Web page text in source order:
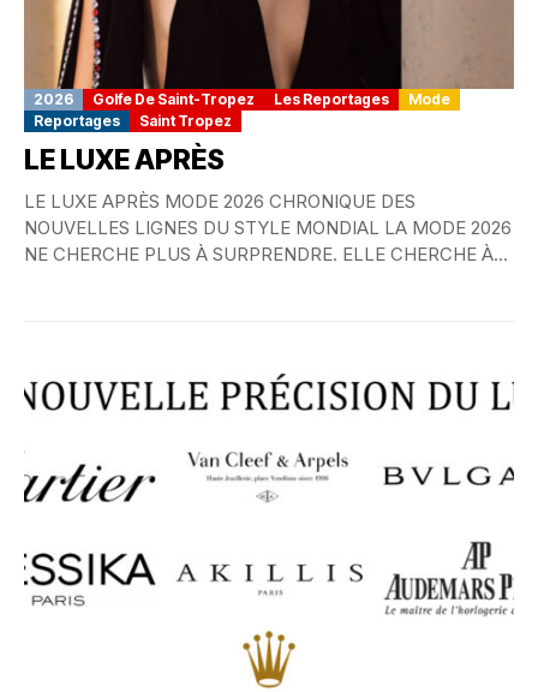
2026 Golfe De Saint-Tropez Les Reportages
Mode
Reportages
Saint Tropez
LE LUXE APRÈS
LE LUXE APRÈS MODE 2026 CHRONIQUE DES
NOUVELLES LIGNES DU STYLE MONDIAL LA MODE 2026
NE CHERCHE PLUS À SURPRENDRE. ELLE CHERCHE À...